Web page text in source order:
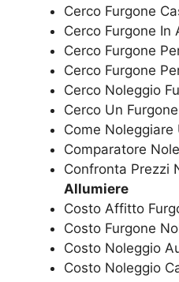
Cerco Furgone
Cerco Furgone In
Cerco Furgone
Cerco Furgone
Cerco Noleggio
Cerco Un
Come Noleggiare
Comparatore
Confronta Prezzi
Allumiere
Costo Affitto
Costo Furgone
Costo Noleggio
Costo Noleggio